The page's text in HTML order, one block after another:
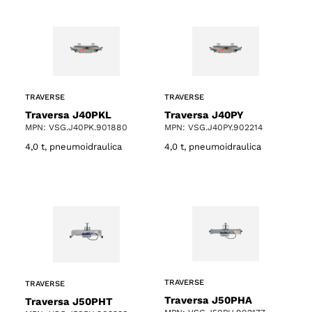
TRAVERSE
Traversa J40PKL
MPN: VSG.J40PK.901880
4,0 t, pneumoidraulica
TRAVERSE
Traversa J40PY
MPN: VSG.J40PY.902214
4,0 t, pneumoidraulica
TRAVERSE
Traversa J50PHT
TRAVERSE
Traversa J50PHA